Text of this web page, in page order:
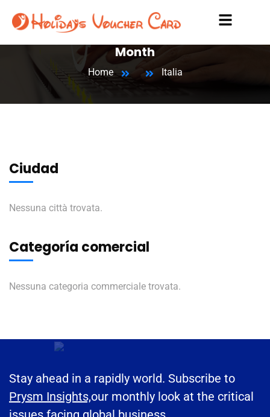
Month
Home Italia
Ciudad
Nessuna città trovata.
Categoría comercial
Nessuna categoria commerciale trovata.
Stay ahead in a rapidly world. Subscribe to
Prysm Insights,our monthly look at the critical